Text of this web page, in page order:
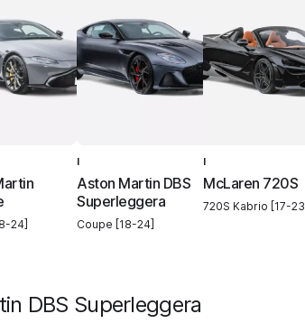
24]
I
Aston Martin DBS
Superleggera
Coupe [18-24]
I
McLaren 720S
720S Kabrio [17-23]
DBS Superleggera